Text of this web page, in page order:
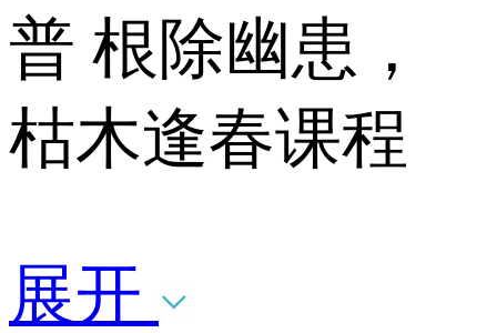
普 根除幽患，
枯木逢春课程
展开